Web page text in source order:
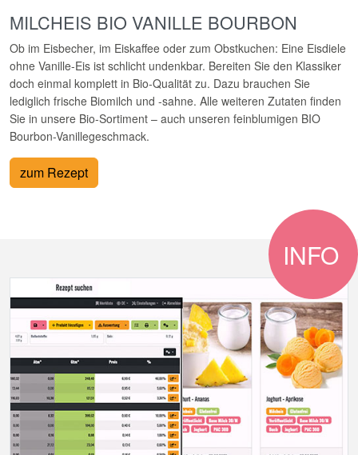
MILCHEIS BIO VANILLE BOURBON
Ob im Eisbecher, im Eiskaffee oder zum Obstkuchen: Eine Eisdiele
ohne Vanille-Eis ist schlicht undenkbar. Bereiten Sie den Klassiker
doch einmal komplett in Bio-Qualität zu. Dazu brauchen Sie
lediglich frische Biomilch und -sahne. Alle weiteren Zutaten finden
Sie in unsere Bio-Sortiment – auch unseren feinblumigen BIO
Bourbon-Vanillegeschmack.
zum Rezept
INFO